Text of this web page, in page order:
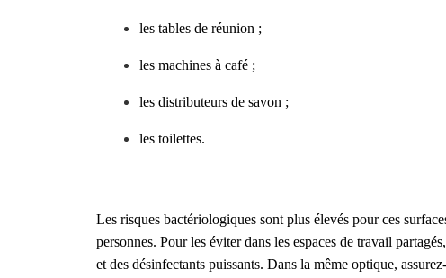
les tables de réunion ;
les machines à café ;
les distributeurs de savon ;
les toilettes.
Les risques bactériologiques sont plus élevés pour ces
personnes. Pour les éviter dans les espaces de travail
et des désinfectants puissants. Dans la même optique,